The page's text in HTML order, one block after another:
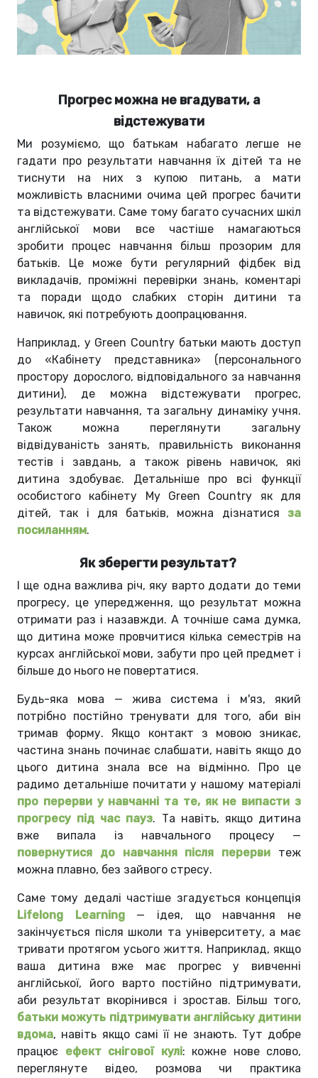
Прогрес можна не вгадувати, а
відстежувати
Ми розуміємо, що батькам набагато легше не
гадати про результати навчання їх дітей та не
тиснути на них з купою питань, а мати
можливість власними очима цей прогрес бачити
та відстежувати. Саме тому багато сучасних шкіл
англійської мови все частіше намагаються
зробити процес навчання більш прозорим для
батьків. Це може бути регулярний фідбек від
викладачів, проміжні перевірки знань, коментарі
та поради щодо слабких сторін дитини та
навичок, які потребують доопрацювання.
Наприклад, у Green Country батьки мають доступ
до «Кабінету представника» (персонального
простору дорослого, відповідального за навчання
дитини), де можна відстежувати прогрес,
результати навчання, та загальну динаміку учня.
Також можна переглянути загальну
відвідуваність занять, правильність виконання
тестів і завдань, а також рівень навичок, які
дитина здобуває. Детальніше про всі функції
особистого кабінету My Green Country як для
дітей, так і для батьків, можна дізнатися за
посиланням.
Як зберегти результат?
І ще одна важлива річ, яку варто додати до теми
прогресу, це упередження, що результат можна
отримати раз і назавжди. А точніше сама думка,
що дитина може провчитися кілька семестрів на
курсах англійської мови, забути про цей предмет і
більше до нього не повертатися.
Будь-яка мова — жива система і м'яз, який
потрібно постійно тренувати для того, аби він
тримав форму. Якщо контакт з мовою зникає,
частина знань починає слабшати, навіть якщо до
цього дитина знала все на відмінно. Про це
радимо детальніше почитати у нашому матеріалі
про перерви у навчанні та те, як не випасти з
прогресу під час пауз. Та навіть, якщо дитина
вже випала із навчального процесу —
повернутися до навчання після перерви теж
можна плавно, без зайвого стресу.
Саме тому дедалі частіше згадується концепція
Lifelong Learning— ідея, що навчання не
закінчується після школи та університету, а має
тривати протягом усього життя. Наприклад, якщо
ваша дитина вже має прогрес у вивченні
англійської, його варто постійно підтримувати,
аби результат вкорінився і зростав. Більш того,
батьки можуть підтримувати англійську дитини
вдома, навіть якщо самі її не знають. Тут добре
працює ефект снігової кулі: кожне нове слово,
переглянуте відео, розмова чи практика